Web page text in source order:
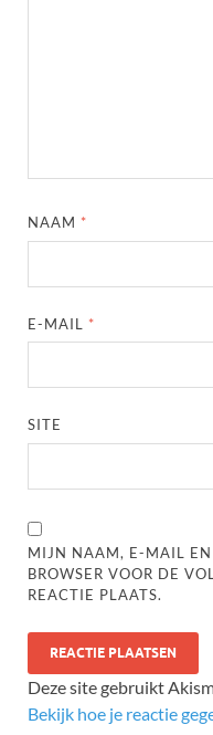
NAAM *
E-MAIL *
SITE
MIJN NAAM, E-MAIL
BROWSER VOOR DE
REACTIE PLAATS.
Deze site gebruikt
Bekijk hoe je reactie